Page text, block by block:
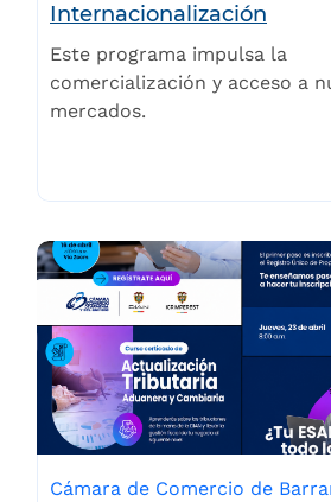
Internacionalización
Este programa impulsa la
comercialización y acceso a
mercados.
Cámara de Comercio de